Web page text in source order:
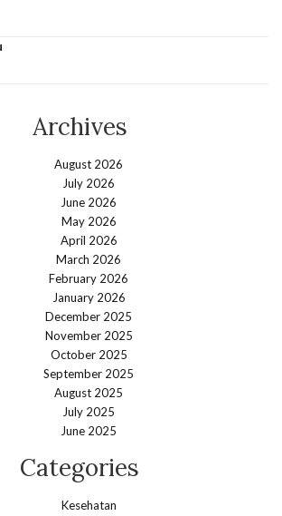
Archives
August 2026
July 2026
June 2026
May 2026
April 2026
March 2026
February 2026
January 2026
December 2025
November 2025
October 2025
September 2025
August 2025
July 2025
June 2025
Categories
Kesehatan